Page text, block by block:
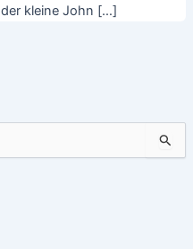
kleine John […]